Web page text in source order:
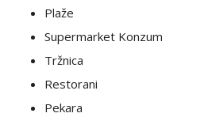
Plaže
Supermarket Konzum
Tržnica
Restorani
Pekara